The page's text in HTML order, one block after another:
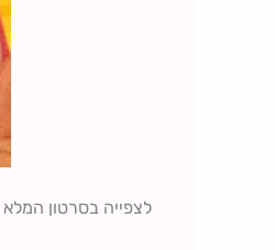
לצפייה בסרטון המלא